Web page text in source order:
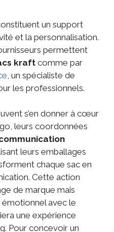
un support
et la personnalisation.
permettent
kraftcomme par
, un spécialiste de
les professionnels.
s’en donner à cœur
leurs coordonnées
leurs emballages
chaque sac en
Cette action
de marque mais
avec le
une expérience
Pour concevoir un